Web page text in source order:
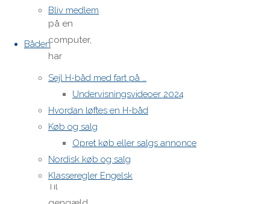
Bliv medlem
Båden
Sejl H-båd med fart på …
Undervisningsvideoer 2024
Hvordan løftes en H-båd
Køb og salg
Opret køb eller salgs annonce
Nordisk køb og salg
Klasseregler Engelsk
sejladsgengivelsen
på en
computer,
har
mange
detaljer
og
features
man kan
underholde
sig med.
Til